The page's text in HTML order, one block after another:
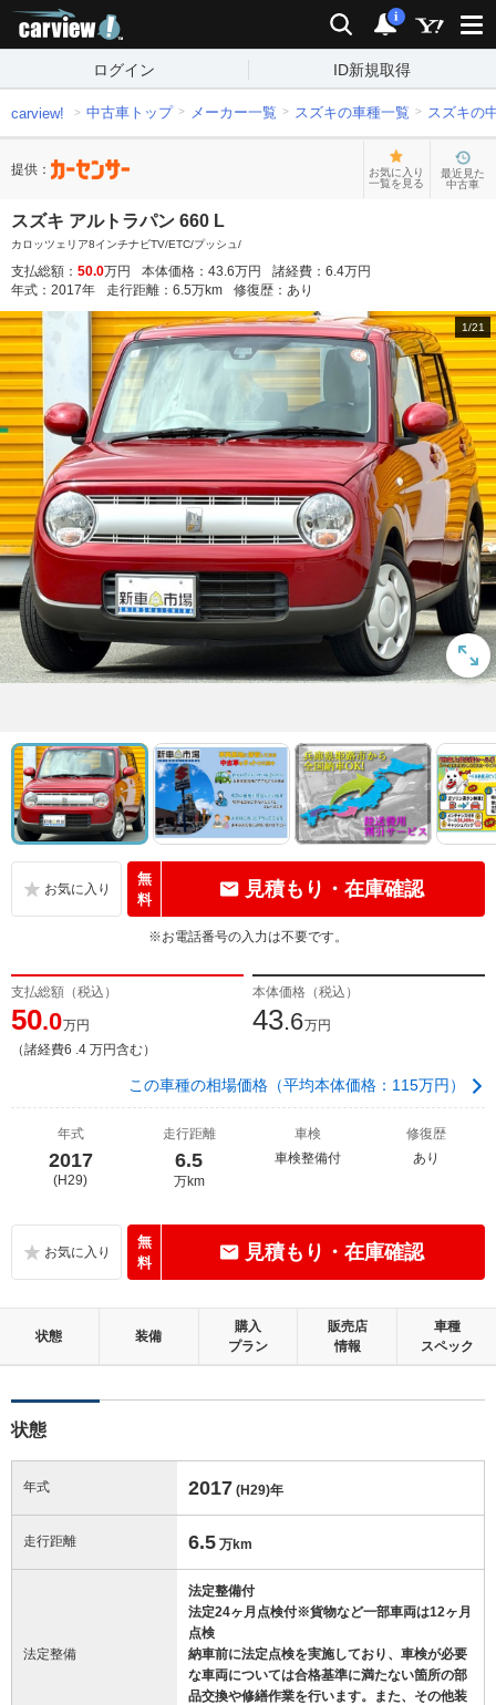
検索 通知
i
ログイン ID新規取得
carview! 中古車トップ メーカー一覧 スズキの車種一覧 スズキの
提供：
お気に入り
一覧を見る
最近見た
中古車
スズキ アルトラパン 660 L
カロッツェリア8インチナビTV/ETC/プッシュ/
支払総額： 50.0万円 本体価格： 43.6万円 諸経費： 6.4万円
年式： 2017年 走行距離： 6.5万km 修復歴： あり
1/21
無
料
見積もり・在庫確認
※お電話番号の入力は不要です。
支払総額（税込）
50.0万円
（諸経費6 .4 万円含む）
本体価格（税込）
43.6万円
この車種の相場価格（平均本体価格：115万円）
年式
2017
(H29)
走行距離
6.5
万km
車検
車検整備付
修復歴
あり
無
料
見積もり・在庫確認
状態 装備
購入
プラン
販売店
情報
車種
スペック
状態
年式 2017 (H29)年
走行距離 6.5 万km
法定整備
法定整備付
法定24ヶ月点検付※貨物など一部車両は12ヶ月
点検
納車前に法定点検を実施しており、車検が必要
な車両については合格基準に満たない箇所の部
品交換や修繕作業を行います。また、その他装